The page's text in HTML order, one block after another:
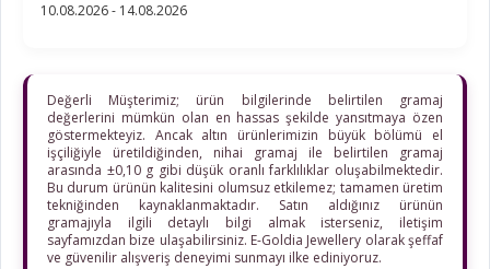
10.08.2026 - 14.08.2026
Değerli Müşterimiz; ürün bilgilerinde belirtilen gramaj
değerlerini mümkün olan en hassas şekilde yansıtmaya özen
göstermekteyiz. Ancak altın ürünlerimizin büyük bölümü el
işçiliğiyle üretildiğinden, nihai gramaj ile belirtilen gramaj
arasında ±0,10 g gibi düşük oranlı farklılıklar oluşabilmektedir.
Bu durum ürünün kalitesini olumsuz etkilemez; tamamen üretim
tekniğinden kaynaklanmaktadır. Satın aldığınız ürünün
gramajıyla ilgili detaylı bilgi almak isterseniz, iletişim
sayfamızdan bize ulaşabilirsiniz. E-Goldia Jewellery olarak şeffaf
ve güvenilir alışveriş deneyimi sunmayı ilke ediniyoruz.